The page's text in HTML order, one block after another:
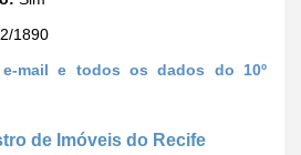
1890
e-mail e todos os dados do 10º
de Imóveis do Recife